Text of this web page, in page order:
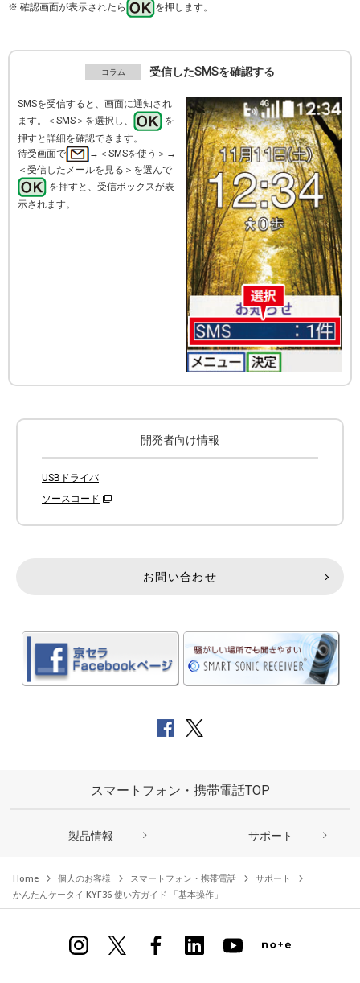
※ 確認画面が表示されたら
を押します。
受信したSMSを確認する
SMSを受信すると、画面に通知され
ます。＜SMS＞を選択し、
を
押すと詳細を確認できます。
待受画面で
→＜SMSを使う＞→
＜受信したメールを見る＞を選んで
を押すと、受信ボックスが表
示されます。
開発者向け情報
USBドライバ
ソースコード
お問い合わせ
スマートフォン・携帯電話TOP
製品情報 サポート
Home 個人のお客様 スマートフォン・携帯電話
サポート
かんたんケータイ KYF36 使い方ガイド 「基本操作」